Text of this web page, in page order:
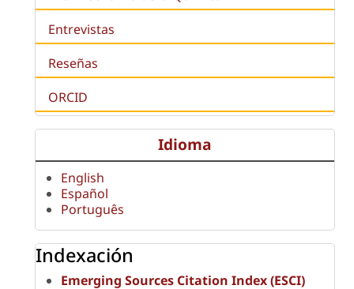
Entrevistas
Reseñas
ORCID
Idioma
English
Español
Português
Indexación
Emerging Sources Citation Index (ESCI)